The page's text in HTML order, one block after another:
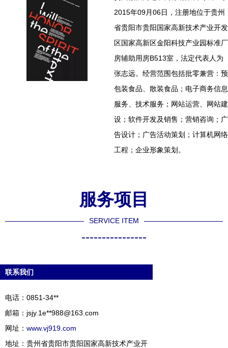
2015年09月06日，注册地位于贵州
省贵阳市贵阳国家高新技术产业开发
区国家高新区金阳科技产业园标准厂
房辅助用房B513室，法定代表人为
张志远。经营范围包括批零兼营：预
包装食品、散装食品；电子商务信息
服务、技术服务；网站运营、网站建
设；软件开发及销售；营销咨询；广
告设计；广告活动策划；计算机网络
工程；企业形象策划。
服务项目
SERVICE ITEM
----------------
联系我们
电话：0851-34**
邮箱：jsjy.1e**988@163.com
网址： www.vj919.com
地址：贵州省贵阳市贵阳国家高新技术产业开